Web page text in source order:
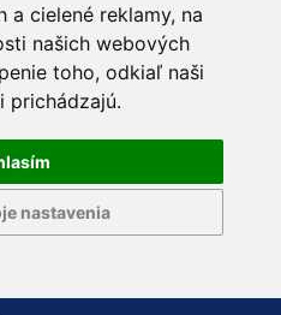
a cielené reklamy, na
našich webových
toho, odkiaľ naši
prichádzajú.
nastavenia